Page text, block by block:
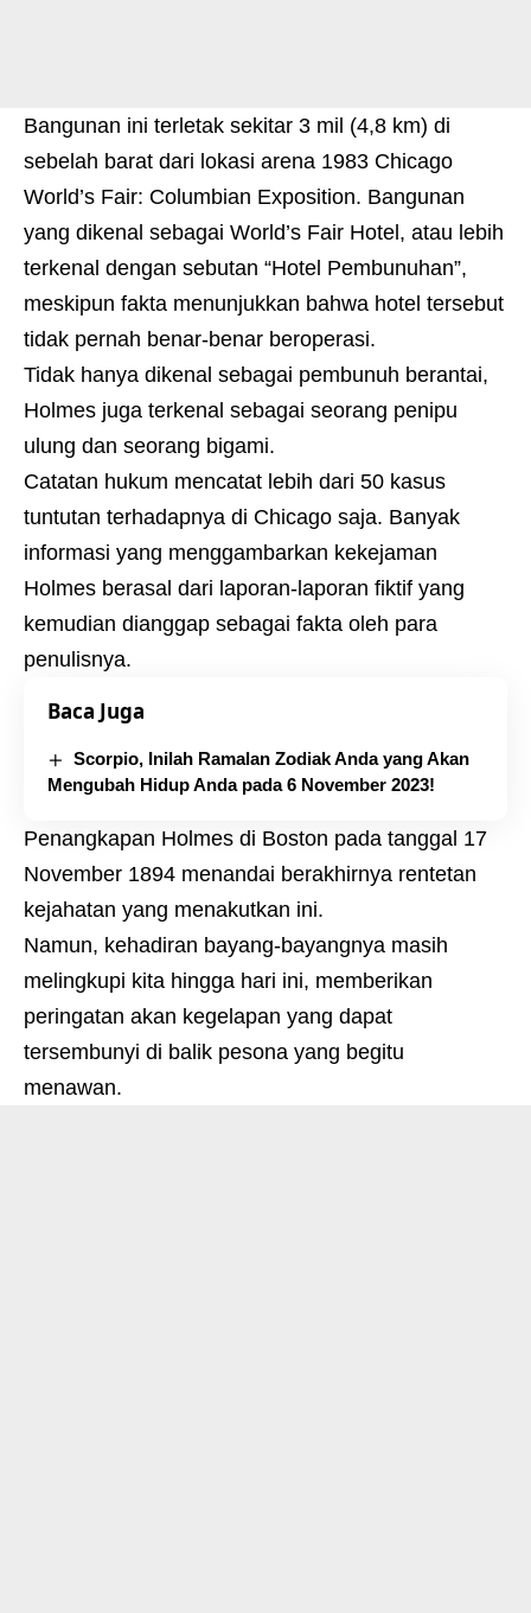
Bangunan ini terletak sekitar 3 mil (4,8 km) di
sebelah barat dari lokasi arena 1983 Chicago
World’s Fair: Columbian Exposition. Bangunan
yang dikenal sebagai World’s Fair Hotel, atau lebih
terkenal dengan sebutan “Hotel Pembunuhan”,
meskipun fakta menunjukkan bahwa hotel tersebut
tidak pernah benar-benar beroperasi.
Tidak hanya dikenal sebagai pembunuh berantai,
Holmes juga terkenal sebagai seorang penipu
ulung dan seorang bigami.
Catatan hukum mencatat lebih dari 50 kasus
tuntutan terhadapnya di Chicago saja. Banyak
informasi yang menggambarkan kekejaman
Holmes berasal dari laporan-laporan fiktif yang
kemudian dianggap sebagai fakta oleh para
penulisnya.
Baca Juga
Scorpio, Inilah Ramalan Zodiak Anda yang Akan
Mengubah Hidup Anda pada 6 November 2023!
Penangkapan Holmes di Boston pada tanggal 17
November 1894 menandai berakhirnya rentetan
kejahatan yang menakutkan ini.
Namun, kehadiran bayang-bayangnya masih
melingkupi kita hingga hari ini, memberikan
peringatan akan kegelapan yang dapat
tersembunyi di balik pesona yang begitu
menawan.